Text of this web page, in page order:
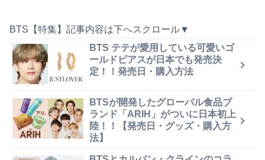
BTS【特集】記事内容は下へスクロール▼
BTS テテが愛用している可愛いゴ
ールドピアスが日本でも発売決
定！！発売日・購入方法
BTSが開発したグローバル食品ブ
ランド「ARIH」がついに日本初上
陸！！【発売日・グッズ・購入方
法】